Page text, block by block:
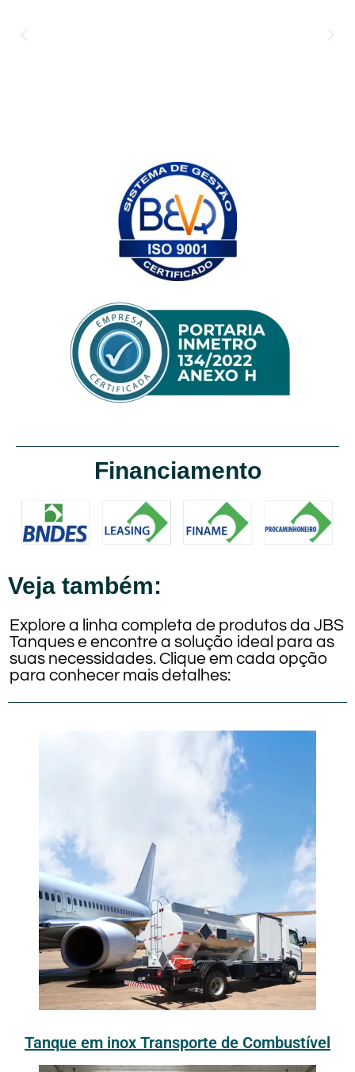
Financiamento
Veja também:
Explore a linha completa de produtos da JBS
Tanques e encontre a solução ideal para as
suas necessidades. Clique em cada opção
para conhecer mais detalhes:
Tanque em inox Transporte de Combustível